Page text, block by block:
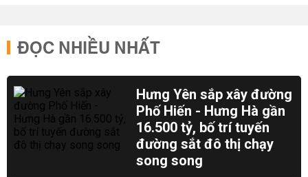
ĐỌC NHIỀU NHẤT
Hưng Yên sắp xây đường
Phố Hiến - Hưng Hà gần
16.500 tỷ, bố trí tuyến
đường sắt đô thị chạy
song song